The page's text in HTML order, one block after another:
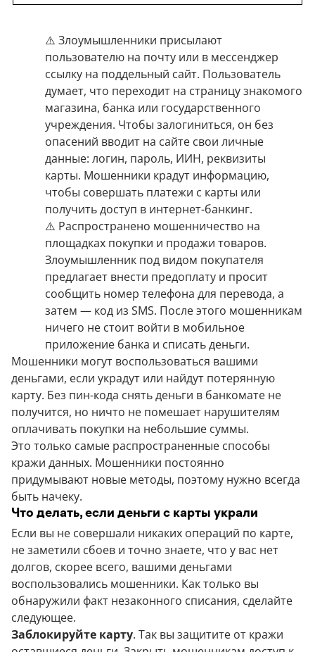
⚠️ Злоумышленники присылают
пользователю на почту или в мессенджер
ссылку на поддельный сайт. Пользователь
думает, что переходит на страницу знакомого
магазина, банка или государственного
учреждения. Чтобы залогиниться, он без
опасений вводит на сайте свои личные
данные: логин, пароль, ИИН, реквизиты
карты. Мошенники крадут информацию,
чтобы совершать платежи с карты или
получить доступ в интернет-банкинг.
⚠️ Распространено мошенничество на
площадках покупки и продажи товаров.
Злоумышленник под видом покупателя
предлагает внести предоплату и просит
сообщить номер телефона для перевода, а
затем — код из SMS. После этого мошенникам
ничего не стоит войти в мобильное
приложение банка и списать деньги.
Мошенники могут воспользоваться вашими
деньгами, если украдут или найдут потерянную
карту. Без пин-кода снять деньги в банкомате не
получится, но ничто не помешает нарушителям
оплачивать покупки на небольшие суммы.
Это только самые распространенные способы
кражи данных. Мошенники постоянно
придумывают новые методы, поэтому нужно всегда
быть начеку.
Что делать, если деньги с карты украли
Если вы не совершали никаких операций по карте,
не заметили сбоев и точно знаете, что у вас нет
долгов, скорее всего, вашими деньгами
воспользовались мошенники. Как только вы
обнаружили факт незаконного списания, сделайте
следующее.
Заблокируйте карту. Так вы защитите от кражи